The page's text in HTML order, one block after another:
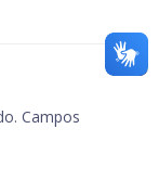
Campos